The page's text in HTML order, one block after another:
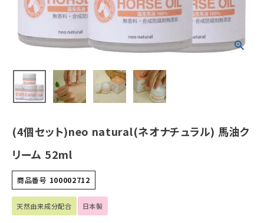
ホーム
新商品
カテゴリーから探す
美容・コスメ・香水
衛生用品
日用品雑貨
フェムケア
(4個セット)neo natural(ネオナチュラル) 馬油ク
リーム 52ml
商品番号 100002712
天然由来成分配合 日本製